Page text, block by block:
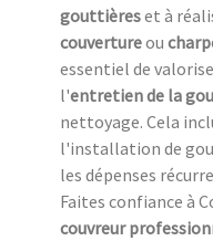
gouttièreset à
couvertureou
essentiel de
l'entretien de la
nettoyage. Cela
l'installation de
les dépenses
Faites confiance à
couvreur